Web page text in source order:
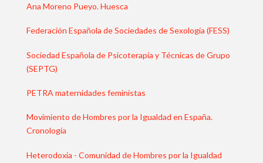
Ana Moreno Pueyo. Huesca
Federación Española de Sociedades de Sexología (FESS)
Sociedad Española de Psicoterapia y Técnicas de Grupo
(SEPTG)
PETRA maternidades feministas
Movimiento de Hombres por la Igualdad en España.
Cronología
Heterodoxia - Comunidad de Hombres por la Igualdad